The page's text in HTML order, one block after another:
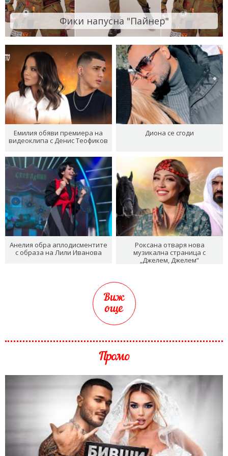
Фики напусна "Пайнер"
Емилия обяви премиера на
видеоклипа с Денис Теофиков
Диона се сгоди
Анелия обра аплодисментите
с образа на Лили Иванова
Роксана отваря нова
музикална страница с
„Джелем, Джелем“
Виж
още
Промо